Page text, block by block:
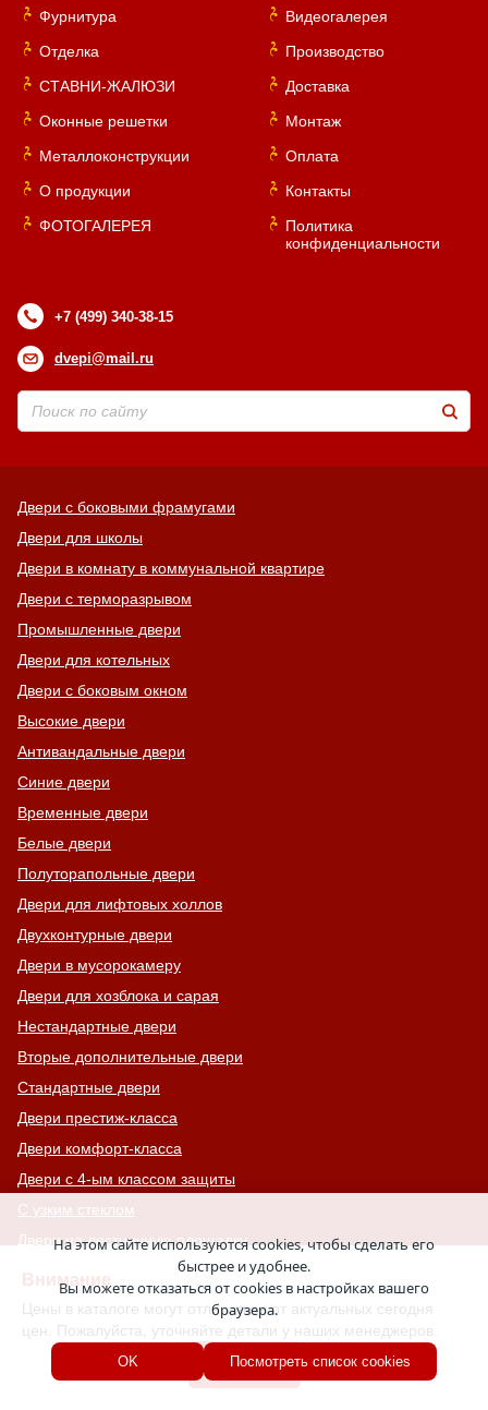
Внимание
Цены в каталоге могут отличаться от актуальных сегодня
цен. Пожалуйста, уточняйте детали у наших менеджеров.
Хорошо
Фурнитура
Отделка
СТАВНИ-ЖАЛЮЗИ
Оконные решетки
Металлоконструкции
О продукции
ФОТОГАЛЕРЕЯ
Видеогалерея
Производство
Доставка
Монтаж
Оплата
Контакты
Политика
конфиденциальности
+7 (499) 340-38-15
dvepi@mail.ru
Двери с боковыми фрамугами
Двери для школы
Двери в комнату в коммунальной квартире
Двери с терморазрывом
Промышленные двери
Двери для котельных
Двери с боковым окном
Высокие двери
Антивандальные двери
Синие двери
Временные двери
Белые двери
Полуторапольные двери
Двери для лифтовых холлов
Двухконтурные двери
Двери в мусорокамеру
Двери для хозблока и сарая
Нестандартные двери
Вторые дополнительные двери
Стандартные двери
Двери престиж-класса
Двери комфорт-класса
Двери с 4-ым классом защиты
С узким стеклом
Двери на лестничную площадку
Остекленные противопожарные двери
С остекленной фрамугой
На этом сайте используются cookies, чтобы сделать его
быстрее и удобнее.
Вы можете отказаться от cookies в настройках вашего
браузера.
OK Посмотреть список cookies